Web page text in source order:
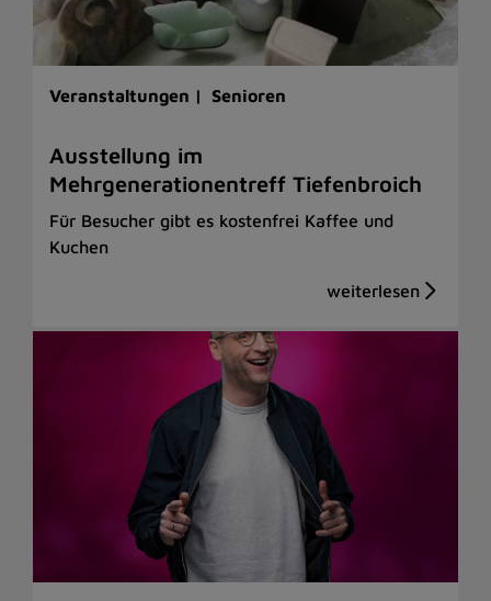
Veranstaltungen | Senioren
Ausstellung im
Mehrgenerationentreff Tiefenbroich
Für Besucher gibt es kostenfrei Kaffee und
Kuchen